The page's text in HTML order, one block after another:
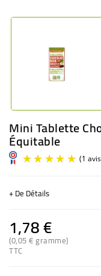
Mini Tablette
Équitable
+ De Détails
1,78 €
(0,05 € gramme)
TTC